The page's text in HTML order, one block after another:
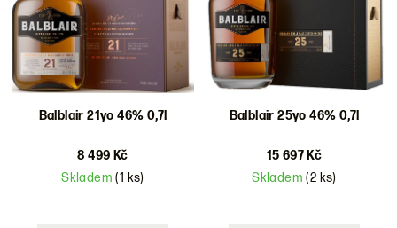
t
Balblair 21yo 46% 0,7l
8 499 Kč
Skladem(1 ks)
Balblair 25yo 46% 0,7l
15 697 Kč
Skladem(2 ks)